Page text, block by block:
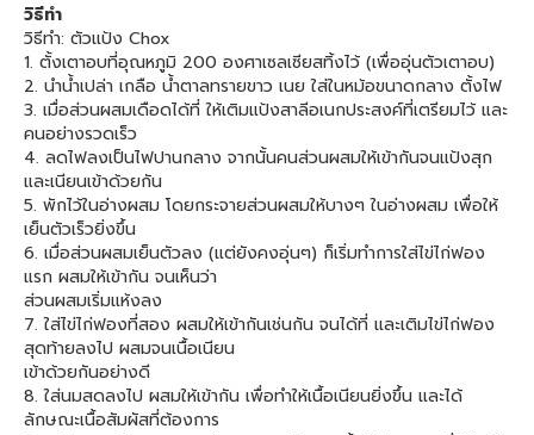
วิธีทำ
วิธีทำ: ตัวแป้ง Chox
1. ตั้งเตาอบที่อุณหภูมิ 200 องศาเซลเซียสทิ้งไว้ (เพื่ออุ่นตัวเตาอบ)
2. นำน้ำเปล่า เกลือ น้ำตาลทรายขาว เนย ใส่ในหม้อขนาดกลาง ตั้งไฟ
3. เมื่อส่วนผสมเดือดได้ที่ ให้เติมแป้งสาลีอเนกประสงค์ที่เตรียมไว้ และ
คนอย่างรวดเร็ว
4. ลดไฟลงเป็นไฟปานกลาง จากนั้นคนส่วนผสมให้เข้ากันจนแป้งสุก
และเนียนเข้าด้วยกัน
5. พักไว้ในอ่างผสม โดยกระจายส่วนผสมให้บางๆ ในอ่างผสม เพื่อให้
เย็นตัวเร็วยิ่งขึ้น
6. เมื่อส่วนผสมเย็นตัวลง (แต่ยังคงอุ่นๆ) ก็เริ่มทำการใส่ไข่ไก่ฟอง
แรก ผสมให้เข้ากัน จนเห็นว่า
ส่วนผสมเริ่มแห้งลง
7. ใส่ไข่ไก่ฟองที่สอง ผสมให้เข้ากันเช่นกัน จนได้ที่ และเติมไข่ไก่ฟอง
สุดท้ายลงไป ผสมจนเนื้อเนียน
เข้าด้วยกันอย่างดี
8. ใส่นมสดลงไป ผสมให้เข้ากัน เพื่อทำให้เนื้อเนียนยิ่งขึ้น และได้
ลักษณะเนื้อสัมผัสที่ต้องการ